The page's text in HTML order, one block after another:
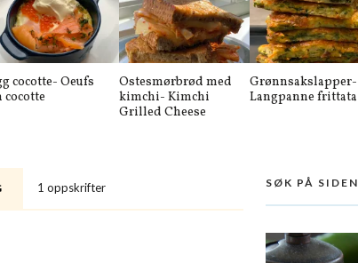
cocotte- Oeufs
cocotte
Ostesmørbrød med
kimchi- Kimchi
Grilled Cheese
Grønnsakslapper-
Langpanne frittata
1 oppskrifter SØK PÅ SIDEN